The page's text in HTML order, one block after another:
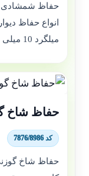
حفاظ شمشادی
میلگرد 10 میلی متر ساخته می شود.
حفاظ شاخ گوزنی
کد 7876/8986